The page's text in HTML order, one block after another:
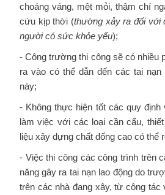
choáng váng, mệt mỏi, thậm chí
cứu kịp thời (thường xảy ra đối với
người có sức khỏe yếu);
- Công trường thi công sẽ có nhiều
ra vào có thể dẫn đến các tai
này;
- Không thực hiện tốt các quy định
làm việc với các loại cần cẩu,
liệu xây dựng chất đống cao có thể
- Việc thi công các công trình trên
năng gây ra tai nạn lao động do
trên các nhà đang xây, từ công tác